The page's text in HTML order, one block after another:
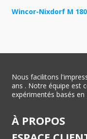
Wincor-Nixdorf M 180
Nous facilitons
ans . Notre équipe est
expérimentés basés en
À PROPOS